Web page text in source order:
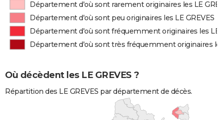
Département d'où sont rarement originaires les LE
Département d'où sont peu originaires les LE GREVES
Département d'où sont fréquemment originaires les LE
Département d'où sont très fréquemment originaires
Où décèdent les LE GREVES ?
Répartition des LE GREVES par département de décès.